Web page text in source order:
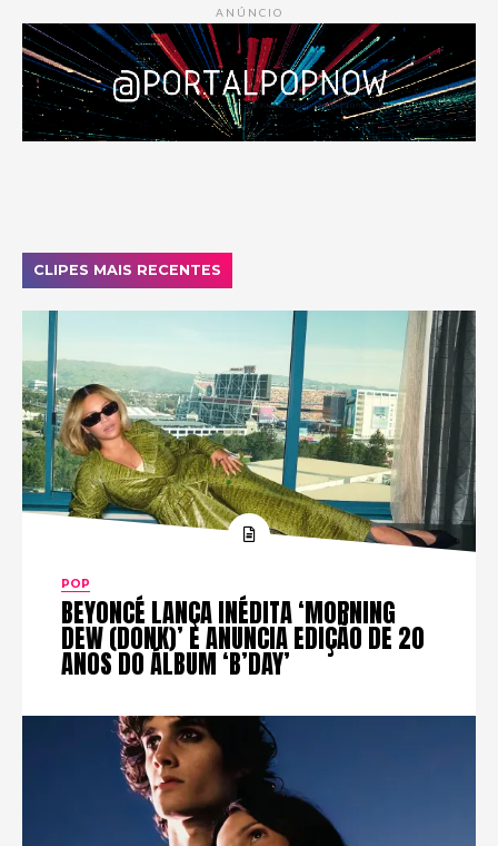
ANÚNCIO
CLIPES MAIS RECENTES
POP
BEYONCÉ LANÇA INÉDITA ‘MORNING
DEW (DONK)’ E ANUNCIA EDIÇÃO DE 20
ANOS DO ÁLBUM ‘B’DAY’